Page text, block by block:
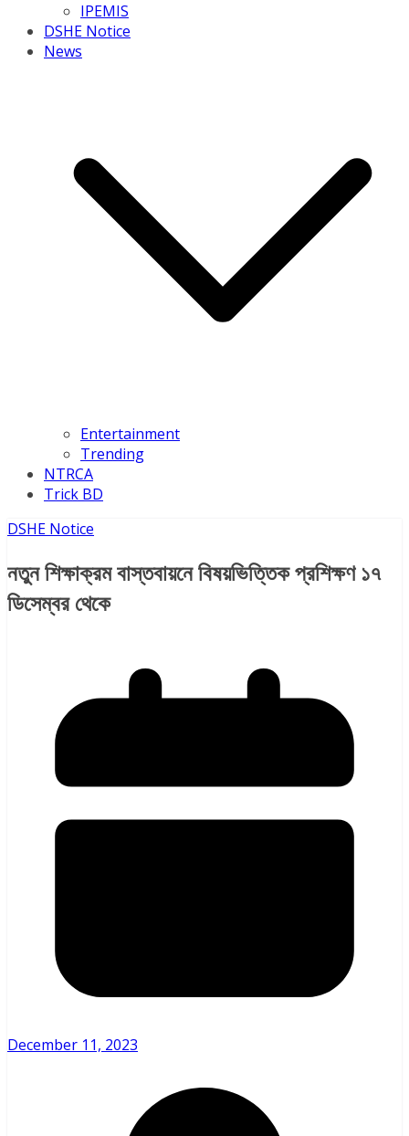
IPEMIS
DSHE Notice
News
Entertainment
Trending
NTRCA
Trick BD
DSHE Notice
নতুন শিক্ষাক্রম বাস্তবায়নে বিষয়ভিত্তিক প্রশিক্ষণ ১৭
ডিসেম্বর থেকে
December 11, 2023